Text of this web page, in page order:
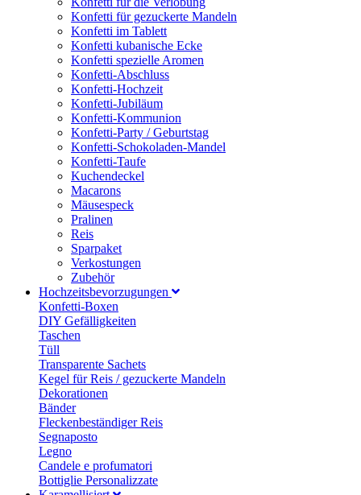
Konfetti für gezuckerte Mandeln
Konfetti im Tablett
Konfetti kubanische Ecke
Konfetti spezielle Aromen
Konfetti-Abschluss
Konfetti-Hochzeit
Konfetti-Jubiläum
Konfetti-Kommunion
Konfetti-Party / Geburtstag
Konfetti-Schokoladen-Mandel
Konfetti-Taufe
Kuchendeckel
Macarons
Mäusespeck
Pralinen
Reis
Sparpaket
Verkostungen
Zubehör
Hochzeitsbevorzugungen
Konfetti-Boxen
DIY Gefälligkeiten
Taschen
Tüll
Transparente Sachets
Kegel für Reis / gezuckerte Mandeln
Dekorationen
Bänder
Fleckenbeständiger Reis
Segnaposto
Legno
Candele e profumatori
Bottiglie Personalizzate